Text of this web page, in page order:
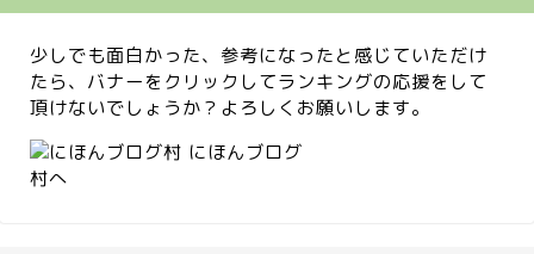
少しでも面白かった、参考になったと感じていただけ
たら、バナーをクリックしてランキングの応援をして
頂けないでしょうか？よろしくお願いします。